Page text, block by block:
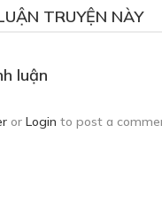
TRUYỆN NÀY
luận
or Login to post a